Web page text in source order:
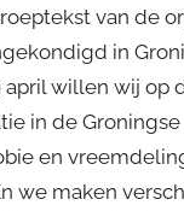
van de
in
april willen wij op
in de
en
we maken